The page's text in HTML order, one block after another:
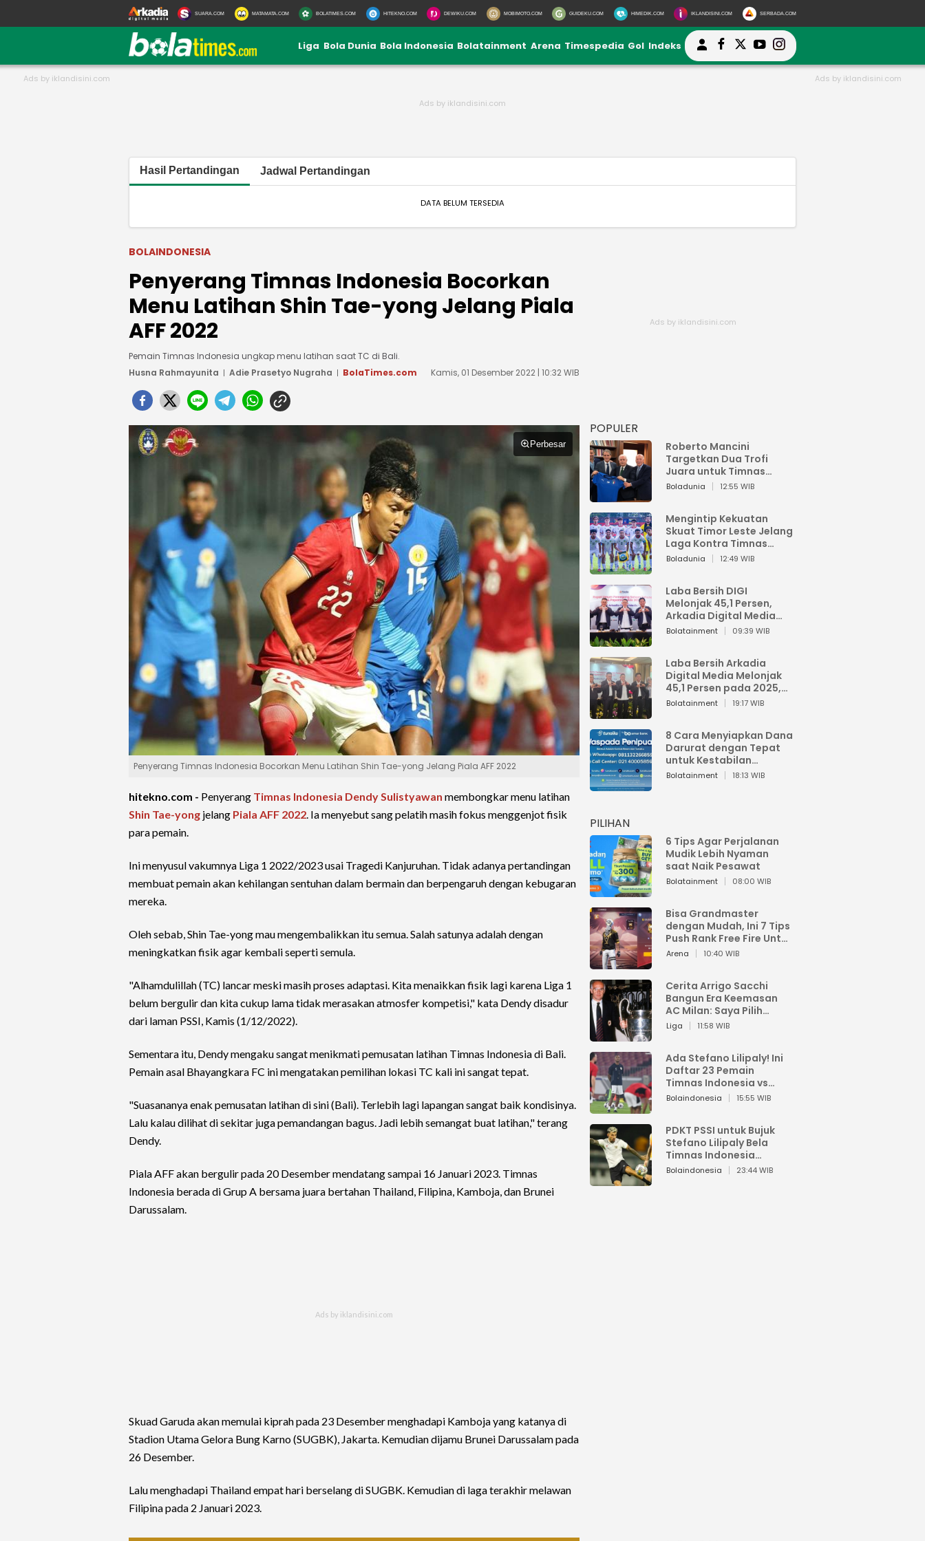
SUARA.COM MATAMATA.COM BOLATIMES.COM HITEKNO.COM DEWIKU.COM MOBIMOTO.COM GUIDEKU.COM HIMEDIK.COM IKLANDISINI.COM SERBADA.COM
Liga Bola Dunia Bola Indonesia Bolatainment Arena Timespedia Gol Indeks
Hasil Pertandingan Jadwal Pertandingan
DATA BELUM TERSEDIA
BOLAINDONESIA
Penyerang Timnas Indonesia Bocorkan
Menu Latihan Shin Tae-yong Jelang Piala
AFF 2022
Pemain Timnas Indonesia ungkap menu latihan saat TC di Bali.
Husna Rahmayunita
Adie Prasetyo Nugraha BolaTimes.com Kamis, 01 Desember 2022 | 10:32 WIB
Perbesar
Penyerang Timnas Indonesia Bocorkan Menu Latihan Shin Tae-yong Jelang Piala AFF 2022
hitekno.com - Penyerang Timnas Indonesia Dendy Sulistyawan membongkar menu latihan
Shin Tae-yong jelang Piala AFF 2022. Ia menyebut sang pelatih masih fokus menggenjot fisik
para pemain.
Ini menyusul vakumnya Liga 1 2022/2023 usai Tragedi Kanjuruhan. Tidak adanya pertandingan
membuat pemain akan kehilangan sentuhan dalam bermain dan berpengaruh dengan kebugaran
mereka.
Oleh sebab, Shin Tae-yong mau mengembalikkan itu semua. Salah satunya adalah dengan
meningkatkan fisik agar kembali seperti semula.
"Alhamdulillah (TC) lancar meski masih proses adaptasi. Kita menaikkan fisik lagi karena Liga 1
belum bergulir dan kita cukup lama tidak merasakan atmosfer kompetisi," kata Dendy disadur
dari laman PSSI, Kamis (1/12/2022).
Sementara itu, Dendy mengaku sangat menikmati pemusatan latihan Timnas Indonesia di Bali.
Pemain asal Bhayangkara FC ini mengatakan pemilihan lokasi TC kali ini sangat tepat.
"Suasananya enak pemusatan latihan di sini (Bali). Terlebih lagi lapangan sangat baik kondisinya.
Lalu kalau dilihat di sekitar juga pemandangan bagus. Jadi lebih semangat buat latihan," terang
Dendy.
Piala AFF akan bergulir pada 20 Desember mendatang sampai 16 Januari 2023. Timnas
Indonesia berada di Grup A bersama juara bertahan Thailand, Filipina, Kamboja, dan Brunei
Darussalam.
Skuad Garuda akan memulai kiprah pada 23 Desember menghadapi Kamboja yang katanya di
Stadion Utama Gelora Bung Karno (SUGBK), Jakarta. Kemudian dijamu Brunei Darussalam pada
26 Desember.
Lalu menghadapi Thailand empat hari berselang di SUGBK. Kemudian di laga terakhir melawan
Filipina pada 2 Januari 2023.
POPULER
Roberto Mancini
Targetkan Dua Trofi
Juara untuk Timnas
Italia
Boladunia 12:55 WIB
Mengintip Kekuatan
Skuat Timor Leste Jelang
Laga Kontra Timnas
Indonesia di Piala AFF
Boladunia 12:49 WIB
Laba Bersih DIGI
Melonjak 45,1 Persen,
Arkadia Digital Media
Perkuat Bisnis AI dan
Bolatainment 09:39 WIB
Laba Bersih Arkadia
Digital Media Melonjak
45,1 Persen pada 2025,
Sentuh Rp1,76 Miliar
Bolatainment 19:17 WIB
8 Cara Menyiapkan Dana
Darurat dengan Tepat
untuk Kestabilan
Keuangan
Bolatainment 18:13 WIB
PILIHAN
6 Tips Agar Perjalanan
Mudik Lebih Nyaman
saat Naik Pesawat
Bolatainment 08:00 WIB
Bisa Grandmaster
dengan Mudah, Ini 7 Tips
Push Rank Free Fire Untuk
Pemula
Arena 10:40 WIB
Cerita Arrigo Sacchi
Bangun Era Keemasan
AC Milan: Saya Pilih
Pemain dari Isi Otaknya
Liga 11:58 WIB
Ada Stefano Lilipaly! Ini
Daftar 23 Pemain
Timnas Indonesia vs
China
Bolaindonesia 15:55 WIB
PDKT PSSI untuk Bujuk
Stefano Lilipaly Bela
Timnas Indonesia
Berakhir Berantakan
Bolaindonesia 23:44 WIB